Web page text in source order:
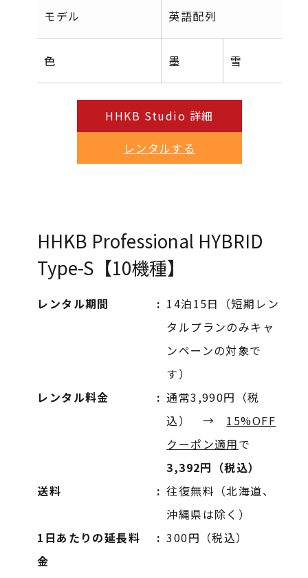
モデル 英語配列
色 墨 雪
HHKB Studio 詳細
レンタルする
HHKB Professional HYBRID
Type-S【10機種】
レンタル期間
14泊15日（短期レン
タルプランのみキャ
ンペーンの対象で
す）
レンタル料金
通常3,990円（税
込） → 15%OFF
クーポン適用で
3,392円（税込）
送料
往復無料（北海道、
沖縄県は除く）
1日あたりの延長料
金
300円（税込）